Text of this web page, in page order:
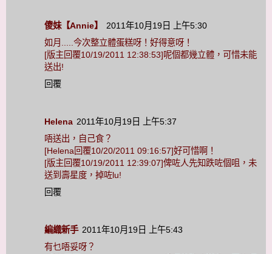
傻妹【Annie】
2011年10月19日 上午5:30
如月.....今次整立體蛋糕呀！好得意呀！
[版主回覆10/19/2011 12:38:53]呢個都幾立體，可惜未能
送出!
回覆
Helena 2011年10月19日 上午5:37
唔送出，自己食？
[Helena回覆10/20/2011 09:16:57]好可惜啊！
[版主回覆10/19/2011 12:39:07]俾咗人先知跌咗個咀，未
送到壽星度，掉咗lu!
回覆
編織新手 2011年10月19日 上午5:43
有乜唔妥呀？